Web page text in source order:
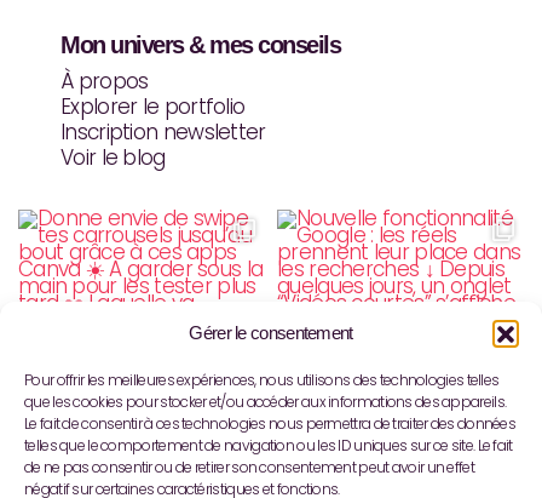
Gérer le consentement
Pour offrir les meilleures expériences, nous utilisons des technologies telles
que les cookies pour stocker et/ou accéder aux informations des appareils.
Le fait de consentir à ces technologies nous permettra de traiter des données
telles que le comportement de navigation ou les ID uniques sur ce site. Le fait
de ne pas consentir ou de retirer son consentement peut avoir un effet
négatif sur certaines caractéristiques et fonctions.
Mon univers & mes conseils
À propos
Explorer le portfolio
Inscription newsletter
Voir le blog